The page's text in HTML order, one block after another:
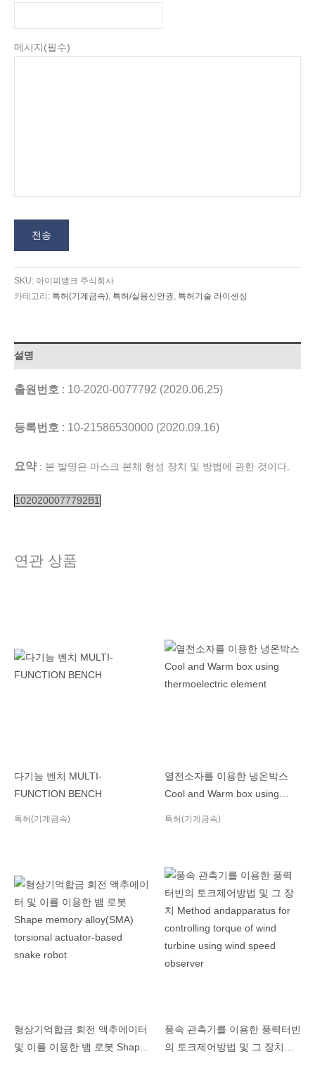
메시지 (필수)
전송
SKU: 아이피뱅크 주식회사
카테고리: 특허(기계금속) 특허/실용신안권 특허기술 라이센싱
설명
출원번호 : 10-2020-0077792 (2020.06.25)
등록번호 : 10-21586530000 (2020.09.16)
요약 : 본 발명은 마스크 본체 형성 장치 및 방법에 관한 것이다.
1020200077792B1
연관 상품
다기능 벤치 MULTI-
FUNCTION BENCH
특허(기계금속)
열전소자를 이용한 냉온박스
Cool and Warm box using
특허(기계금속)
형상기억합금 회전 액추에이터
및 이를 이용한 뱀 로봇 Shape
풍속 관측기를 이용한 풍력터빈
의 토크제어방법 및 그 장치